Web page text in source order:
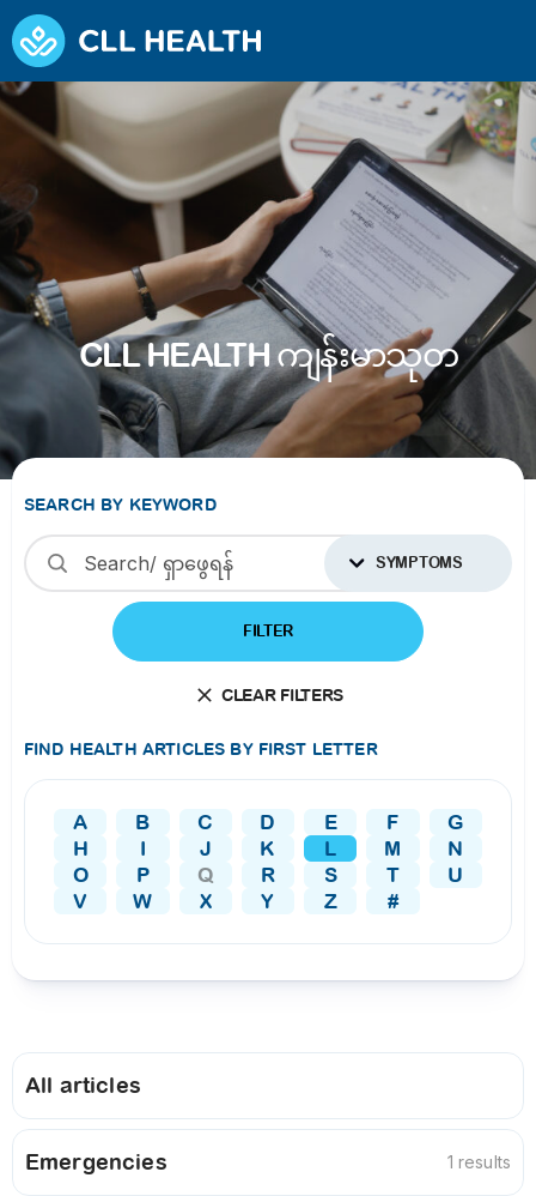
CLL HEALTH ကျန်းမာသုတ
SEARCH BY KEYWORD
SYMPTOMS
FILTER
CLEAR FILTERS
FIND HEALTH ARTICLES BY FIRST LETTER
A B C D E F
G
H
I J K L M
N
O
P Q R S T
U
V
W X Y Z #
All articles
Emergencies 1 results